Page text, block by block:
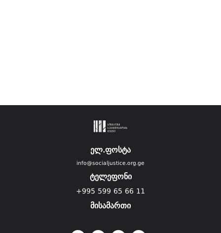
ელ.ფოსტა
info@socialjustice.org.ge
ტელეფონი
+995 599 65 66 11
მისამართი